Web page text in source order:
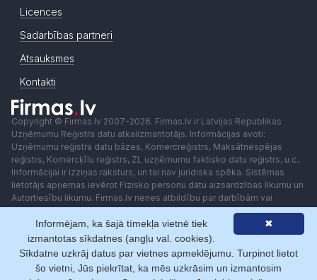
Licences
Sadarbības partneri
Atsauksmes
Kontakti
Copyright © Firmas.lv 2007-2026. Firmas.lv ir Latvijas Republikas
Uzņēmumu Reģistra datu atkalizmantotājs. Informācijas avoti:
Uzņēmumu reģistra datu bāzes, Komercreģistrs, Maksātnespējas
reģistrs, Komercķīlu reģistrs, ZL uzņēmumu faktisko datu reģistrs, u.c..
Informācijai ir izziņas raksturs, un tai nav juridiska spēka. Sistēmas
lietotājs apņemas ievērot Fizisko personu datu aizsardzības likumu un
Autortiesību likumu. Firmas.lv nenes atbildību par darbībām vai
lēmumiem, kas balstīti uz saņemto pakalpojumu. Lietotājam aizliegts
izmantot jebkādas automatizētas sistēmas vai iekārtas (robotus)
piekļuvei sistēmai bez rakstiskas saskaņošanas ar Firmas.lv. Galvenā
redaktore: Ingūna Pempere.
Lietošanas noteikumi
Privātuma politika Norēķini ar
✖
Informējam, ka šajā tīmekļa vietnē tiek
izmantotas sīkdatnes (angļu val. cookies).
Sīkdatne uzkrāj datus par vietnes apmeklējumu. Turpinot lietot
šo vietni, Jūs piekrītat, ka mēs uzkrāsim un izmantosim